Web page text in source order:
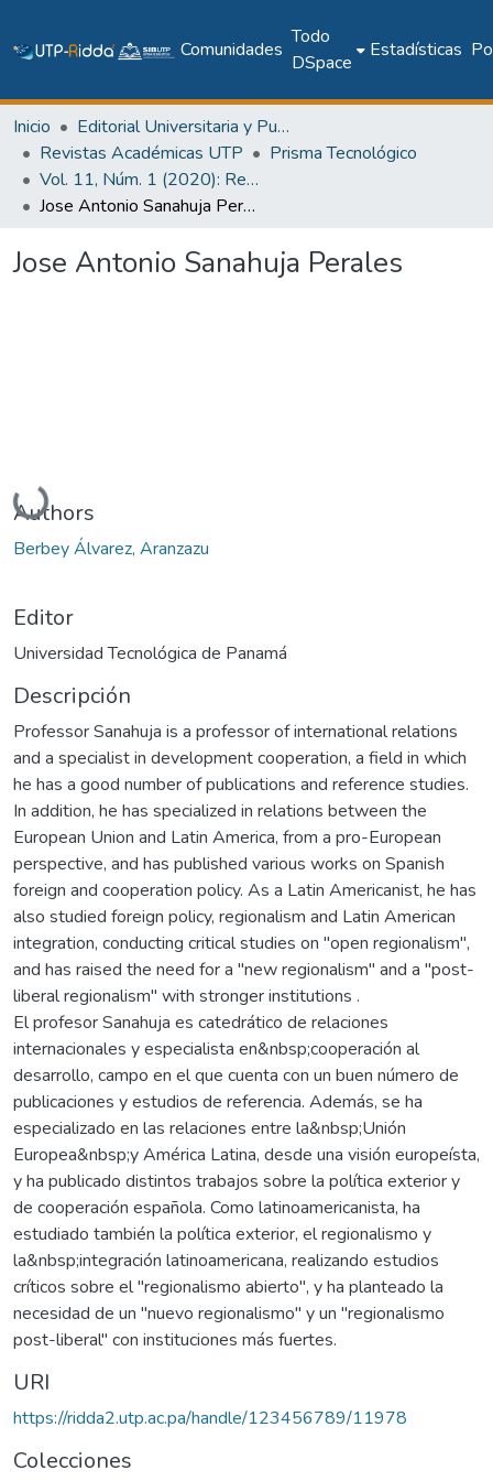
Comunidades
Todo
DSpace
Estadísticas
Inicio
Editorial Universitaria y Publicaciones Seriadas
Revistas Académicas UTP
Prisma Tecnológico
Vol. 11, Núm. 1 (2020): Revista Prisma Tecnológico
Jose Antonio Sanahuja Perales
Jose Antonio Sanahuja Perales
Cargando...
Authors
Berbey Álvarez, Aranzazu
Editor
Universidad Tecnológica de Panamá
Descripción
Professor Sanahuja is a professor of international relations
and a specialist in development cooperation, a field in which
he has a good number of publications and reference studies.
In addition, he has specialized in relations between the
European Union and Latin America, from a pro-European
perspective, and has published various works on Spanish
foreign and cooperation policy. As a Latin Americanist, he has
also studied foreign policy, regionalism and Latin American
integration, conducting critical studies on "open regionalism",
and has raised the need for a "new regionalism" and a "post-
liberal regionalism" with stronger institutions .
El profesor Sanahuja es catedrático de relaciones
internacionales y especialista en&nbsp;cooperación al
desarrollo, campo en el que cuenta con un buen número de
publicaciones y estudios de referencia. Además, se ha
especializado en las relaciones entre la&nbsp;Unión
Europea&nbsp;y América Latina, desde una visión europeísta,
y ha publicado distintos trabajos sobre la política exterior y
de cooperación española. Como latinoamericanista, ha
estudiado también la política exterior, el regionalismo y
la&nbsp;integración latinoamericana, realizando estudios
críticos sobre el "regionalismo abierto", y ha planteado la
necesidad de un "nuevo regionalismo" y un "regionalismo
post-liberal" con instituciones más fuertes.
URI
https://ridda2.utp.ac.pa/handle/123456789/11978
Colecciones